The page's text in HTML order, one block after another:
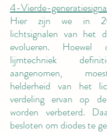
4-Vierde-
Hier zijn we in
lichtsignalen van het
evolueren.
lijmtechniek
aangenomen,
helderheid van het
verdeling ervan op
worden verbeterd.
besloten om diodes te